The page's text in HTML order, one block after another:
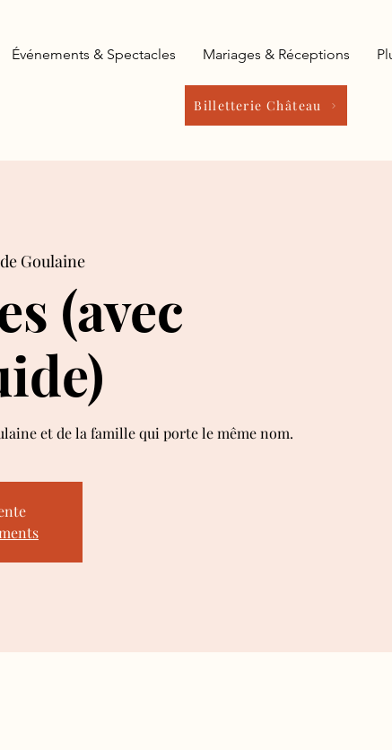
Billetterie Château
Événements & Spectacles Mariages & Réceptions
Goulaine
(avec
et de la famille qui porte le même nom.